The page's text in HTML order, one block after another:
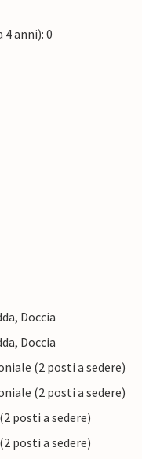
anni): 0
Doccia
Doccia
(2 posti a sedere)
(2 posti a sedere)
posti a sedere)
posti a sedere)